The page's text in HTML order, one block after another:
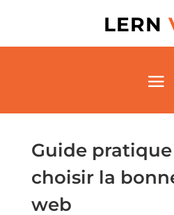
LERN
Guide
choisir la
web